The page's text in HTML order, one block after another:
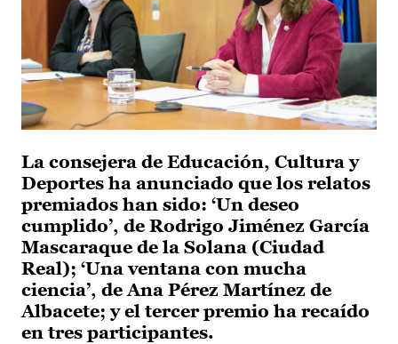
La consejera de Educación, Cultura y
Deportes ha anunciado que los relatos
premiados han sido: ‘Un deseo
cumplido’, de Rodrigo Jiménez García
Mascaraque de la Solana (Ciudad
Real); ‘Una ventana con mucha
ciencia’, de Ana Pérez Martínez de
Albacete; y el tercer premio ha recaído
en tres participantes.